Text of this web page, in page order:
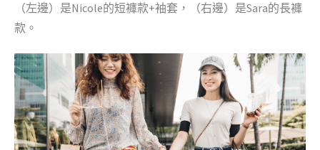
（左邊）是Nicole的短褲款+袖套，（右邊）是Sara的長褲
款。